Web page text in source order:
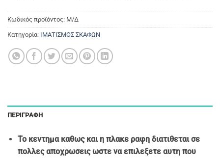
Κωδικός προϊόντος: Μ/Δ
Κατηγορία: ΙΜΑΤΙΣΜΟΣ ΣΚΑΦΩΝ
ΠΕΡΙΓΡΑΦΉ
Το κεντημα καθως και η πλακε ραφη διατιθεται σε
πολλες αποχρωσεις ωστε να επιλεξετε αυτη που